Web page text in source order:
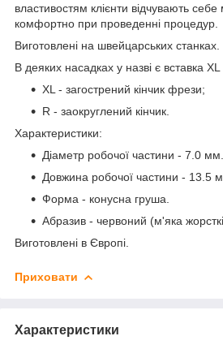
властивостям клієнти відчувають
комфортно при проведенні процедур.
Виготовлені на швейцарських станках.
В деяких насадках у назві є вставка
XL - загострений кінчик фрези;
R - заокруглений кінчик.
Характеристики:
Діаметр робочої частини - 7.0 мм.
Довжина робочої частини - 13.5
Форма - конусна груша.
Абразив - червоний (м'яка
Виготовлені в Європі.
Приховати
Характеристики